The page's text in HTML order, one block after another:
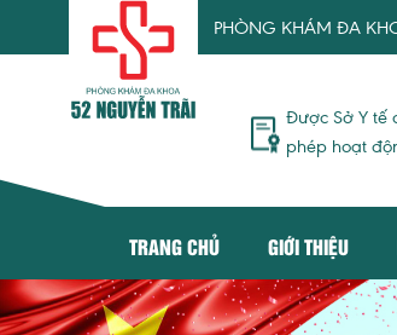
PHÒNG KHÁM ĐA KHOA 52
Được Sở Y tế
phép hoạt
TRANG CHỦ GIỚI THIỆU